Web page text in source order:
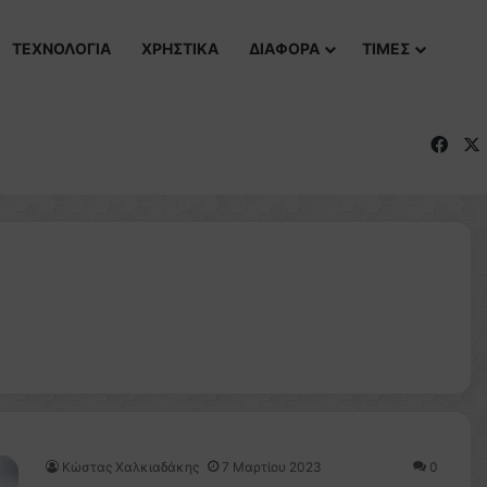
ΤΕΧΝΟΛΟΓΙΑ ΧΡΗΣΤΙΚΑ ΔΙΑΦΟΡΑ ΤΙΜΕΣ
Κώστας Χαλκιαδάκης 7 Μαρτίου 2023 0